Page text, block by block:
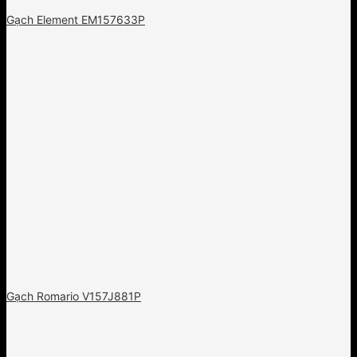
Gạch Element EM157633P
Gạch Romario V157J881P